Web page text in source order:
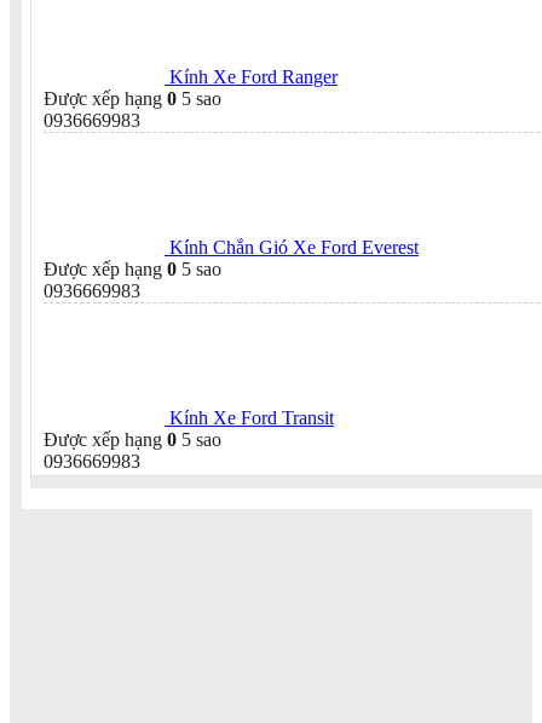
Kính Xe Ford Ranger
Được xếp hạng 0 5 sao
0936669983
Kính Chắn Gió Xe Ford Everest
Được xếp hạng 0 5 sao
0936669983
Kính Xe Ford Transit
Được xếp hạng 0 5 sao
0936669983